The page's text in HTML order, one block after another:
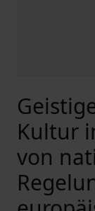
Kultur
von